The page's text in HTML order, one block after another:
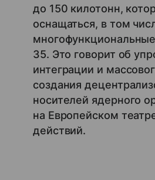
до 150 килотонн,
оснащаться, в том
35. Это говорит об
интеграции и
создания
носителей ядерного
на Европейском
действий.